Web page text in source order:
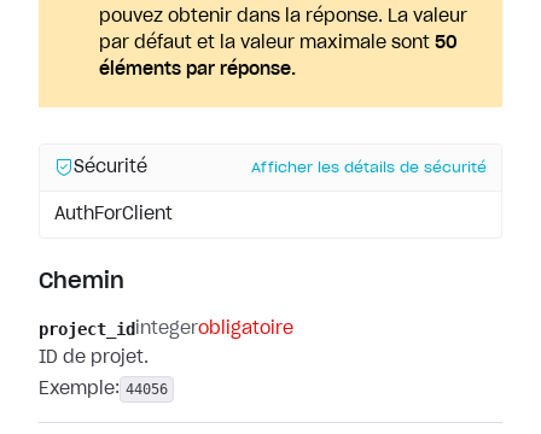
pouvez obtenir dans la réponse. La valeur
par défaut et la valeur maximale sont 50
éléments par réponse.
Sécurité Afficher les détails de sécurité
AuthForClient
Chemin
project_id integerobligatoire
ID de projet.
Exemple: 44056